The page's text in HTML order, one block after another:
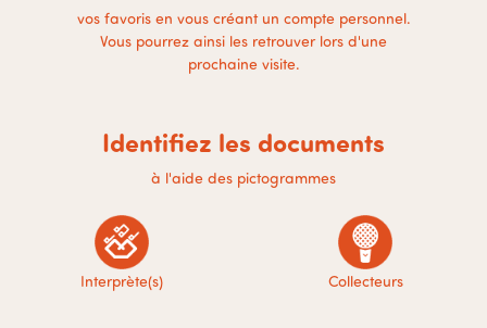
vos favoris en vous créant un compte personnel.
Vous pourrez ainsi les retrouver lors d'une
prochaine visite.
Identifiez les documents
à l'aide des pictogrammes
Interprète(s) Collecteurs